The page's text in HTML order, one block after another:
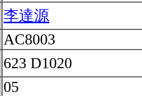
李達源
AC8003
623 D1020
05